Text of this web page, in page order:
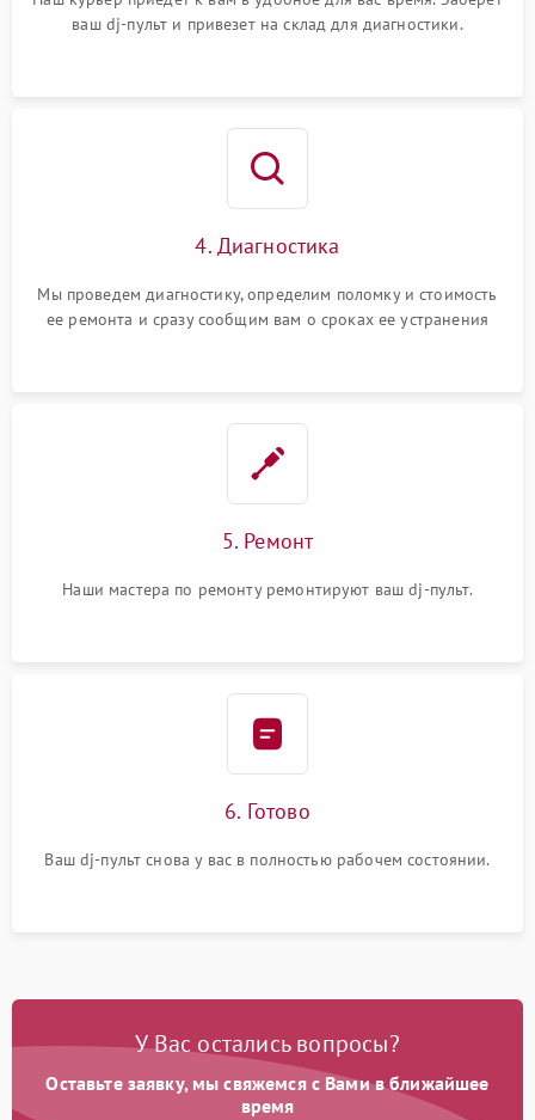
ваш dj-пульт и привезет на склад для диагностики.
4. Диагностика
Мы проведем диагностику, определим поломку и стоимость
ее ремонта и сразу сообщим вам о сроках ее устранения
5. Ремонт
Наши мастера по ремонту ремонтируют ваш dj-пульт.
6. Готово
Ваш dj-пульт снова у вас в полностью рабочем состоянии.
У Вас остались вопросы?
Оставьте заявку, мы свяжемся с Вами в ближайшее
время